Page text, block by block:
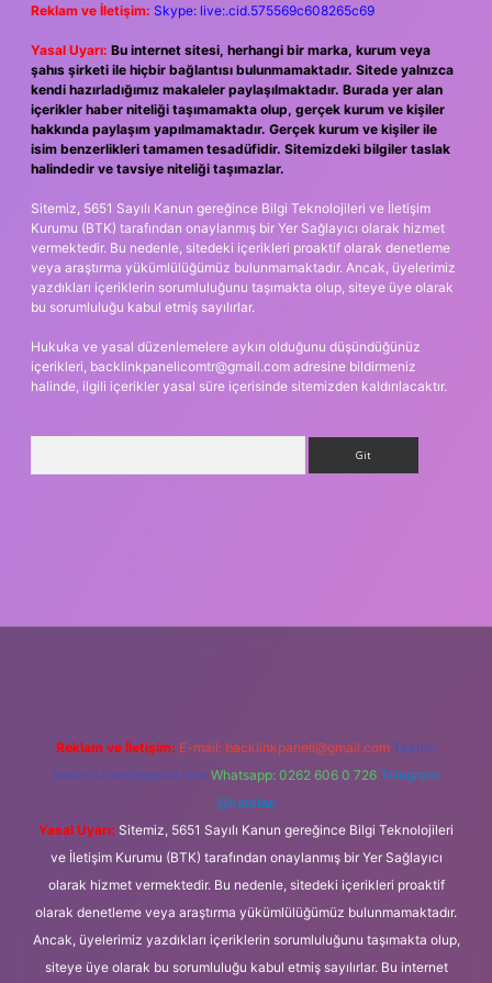
Reklam ve İletişim: Skype: live:.cid.575569c608265c69
Yasal Uyarı: Bu internet sitesi, herhangi bir marka, kurum veya
şahıs şirketi ile hiçbir bağlantısı bulunmamaktadır. Sitede yalnızca
kendi hazırladığımız makaleler paylaşılmaktadır. Burada yer alan
içerikler haber niteliği taşımamakta olup, gerçek kurum ve kişiler
hakkında paylaşım yapılmamaktadır. Gerçek kurum ve kişiler ile
isim benzerlikleri tamamen tesadüfidir. Sitemizdeki bilgiler taslak
halindedir ve tavsiye niteliği taşımazlar.
Sitemiz, 5651 Sayılı Kanun gereğince Bilgi Teknolojileri ve İletişim
Kurumu (BTK) tarafından onaylanmış bir Yer Sağlayıcı olarak hizmet
vermektedir. Bu nedenle, sitedeki içerikleri proaktif olarak denetleme
veya araştırma yükümlülüğümüz bulunmamaktadır. Ancak, üyelerimiz
yazdıkları içeriklerin sorumluluğunu taşımakta olup, siteye üye olarak
bu sorumluluğu kabul etmiş sayılırlar.
Hukuka ve yasal düzenlemelere aykırı olduğunu düşündüğünüz
içerikleri, backlinkpanelicomtr@gmail.com adresine bildirmeniz
halinde, ilgili içerikler yasal süre içerisinde sitemizden kaldırılacaktır.
Reklam ve İletişim: E-mail: backlinkpaneli@gmail.com Teams:
forumhizmeti@gmail.com Whatsapp: 0262 606 0 726 Telegram:
@karabul
Yasal Uyarı: Sitemiz, 5651 Sayılı Kanun gereğince Bilgi Teknolojileri
ve İletişim Kurumu (BTK) tarafından onaylanmış bir Yer Sağlayıcı
olarak hizmet vermektedir. Bu nedenle, sitedeki içerikleri proaktif
olarak denetleme veya araştırma yükümlülüğümüz bulunmamaktadır.
Ancak, üyelerimiz yazdıkları içeriklerin sorumluluğunu taşımakta olup,
siteye üye olarak bu sorumluluğu kabul etmiş sayılırlar. Bu internet